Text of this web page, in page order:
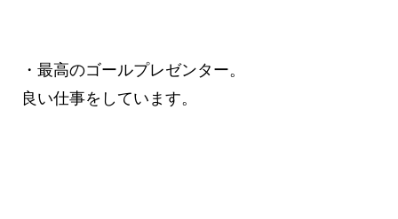
・最高のゴールプレゼンター。
良い仕事をしています。